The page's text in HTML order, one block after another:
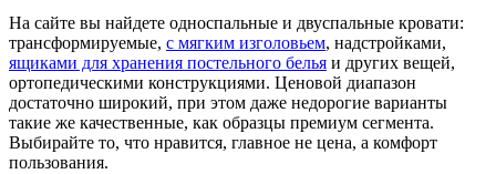
На сайте вы найдете односпальные и двуспальные кровати:
трансформируемые, с мягким изголовьем, надстройками,
ящиками для хранения постельного белья и других вещей,
ортопедическими конструкциями. Ценовой диапазон
достаточно широкий, при этом даже недорогие варианты
такие же качественные, как образцы премиум сегмента.
Выбирайте то, что нравится, главное не цена, а комфорт
пользования.